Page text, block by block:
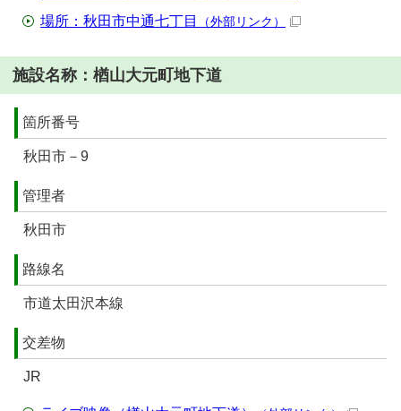
場所：秋田市中通七丁目 （外部リンク）
施設名称：楢山大元町地下道
箇所番号
秋田市－9
管理者
秋田市
路線名
市道太田沢本線
交差物
JR